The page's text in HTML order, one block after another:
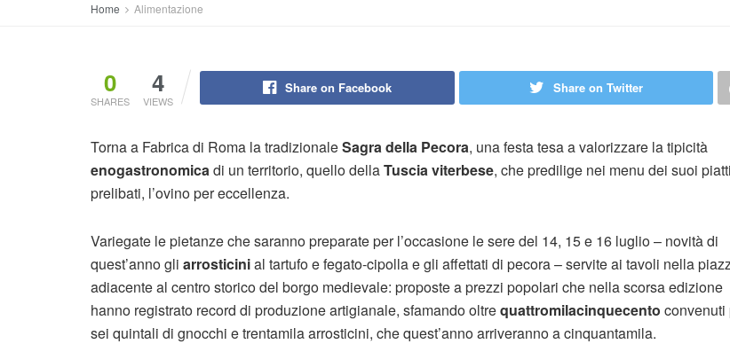
Home Alimentazione
0
SHARES
4
VIEWS
Share on Facebook Share on Twitter
Torna a Fabrica di Roma la tradizionaleSagra della Pecora, una festa tesa a valorizzare la tipicità
enogastronomicadi un territorio, quello dellaTuscia viterbese, che predilige nei menu dei suoi
prelibati, l’ovino per eccellenza.
Variegate le pietanze che saranno preparate per l’occasione le sere del 14, 15 e 16 luglio – novità di
quest’anno gli arrosticinial tartufo e fegato-cipolla e gli affettati di pecora – servite ai tavoli nella
adiacente al centro storico del borgo medievale: proposte a prezzi popolari che nella scorsa edizione
hanno registrato record di produzione artigianale, sfamando oltrequattromilacinquecento convenuti
sei quintali di gnocchi e trentamila arrosticini, che quest’anno arriveranno a cinquantamila.